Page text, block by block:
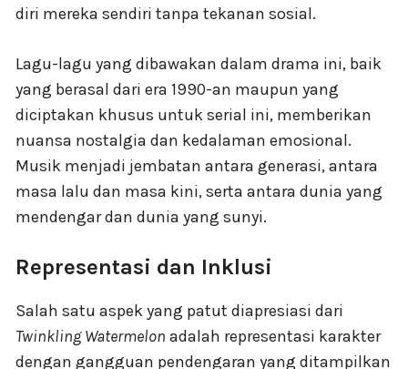
diri mereka sendiri tanpa tekanan sosial.
Lagu-lagu yang dibawakan dalam drama ini, baik
yang berasal dari era 1990-an maupun yang
diciptakan khusus untuk serial ini, memberikan
nuansa nostalgia dan kedalaman emosional.
Musik menjadi jembatan antara generasi, antara
masa lalu dan masa kini, serta antara dunia yang
mendengar dan dunia yang sunyi.
Representasi dan Inklusi
Salah satu aspek yang patut diapresiasi dari
Twinkling Watermelon adalah representasi karakter
dengan gangguan pendengaran yang ditampilkan